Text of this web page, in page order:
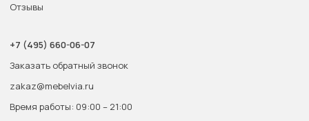
Отзывы
+7 (495) 660-06-07
Заказать обратный звонок
zakaz@mebelvia.ru
Время работы: 09:00 – 21:00